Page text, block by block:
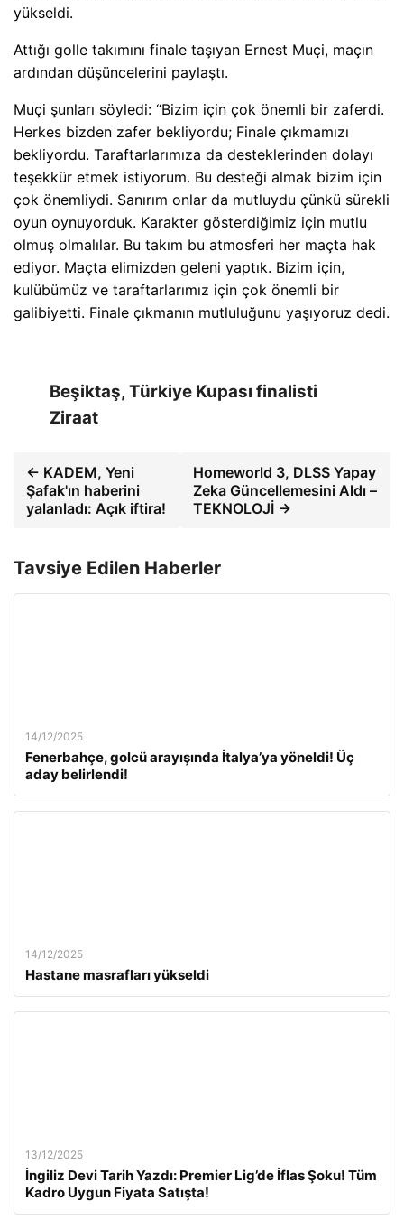
yükseldi.
Attığı golle takımını finale taşıyan Ernest Muçi, maçın
ardından düşüncelerini paylaştı.
Muçi şunları söyledi: “Bizim için çok önemli bir zaferdi.
Herkes bizden zafer bekliyordu; Finale çıkmamızı
bekliyordu. Taraftarlarımıza da desteklerinden dolayı
teşekkür etmek istiyorum. Bu desteği almak bizim için
çok önemliydi. Sanırım onlar da mutluydu çünkü sürekli
oyun oynuyorduk. Karakter gösterdiğimiz için mutlu
olmuş olmalılar. Bu takım bu atmosferi her maçta hak
ediyor. Maçta elimizden geleni yaptık. Bizim için,
kulübümüz ve taraftarlarımız için çok önemli bir
galibiyetti. Finale çıkmanın mutluluğunu yaşıyoruz dedi.
Beşiktaş, Türkiye Kupası finalisti
Ziraat
← KADEM, Yeni
Şafak'ın haberini
yalanladı: Açık iftira!
Homeworld 3, DLSS Yapay
Zeka Güncellemesini Aldı –
TEKNOLOJİ →
Tavsiye Edilen Haberler
14/12/2025
Fenerbahçe, golcü arayışında İtalya’ya yöneldi! Üç
aday belirlendi!
14/12/2025
Hastane masrafları yükseldi
13/12/2025
İngiliz Devi Tarih Yazdı: Premier Lig’de İflas Şoku! Tüm
Kadro Uygun Fiyata Satışta!